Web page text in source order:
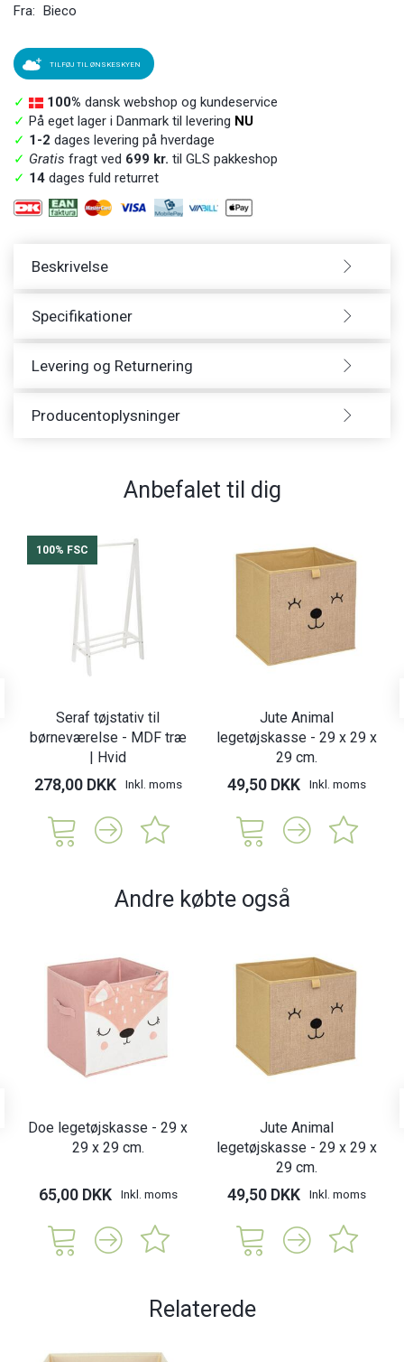
Fra: Bieco
TILFØJ TIL ØNSKESKYEN
✓ 100% dansk webshop og kundeservice
✓ På eget lager i Danmark til levering NU
✓ 1-2 dages levering på hverdage
✓ Gratis fragt ved 699 kr. til GLS pakkeshop
✓ 14 dages fuld returret
Beskrivelse
Specifikationer
Levering og Returnering
Producentoplysninger
Anbefalet til dig
100% FSC
Seraf tøjstativ til
børneværelse - MDF træ
| Hvid
278,00 DKK Inkl. moms
Jute Animal
legetøjskasse - 29 x 29 x
29 cm.
49,50 DKK Inkl. moms
Andre købte også
Doe legetøjskasse - 29 x
29 x 29 cm.
65,00 DKK Inkl. moms
Jute Animal
legetøjskasse - 29 x 29 x
29 cm.
49,50 DKK Inkl. moms
Relaterede